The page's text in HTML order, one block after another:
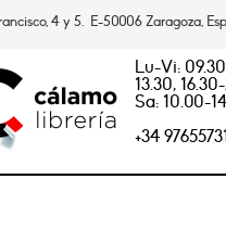
4 y 5. E-50006 Zaragoza,
Lu-Vi:
13.30,
Sa: 10.00-
+34